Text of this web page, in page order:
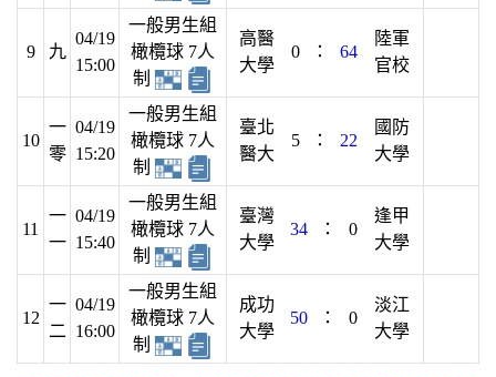
9 九
04/19
15:00
一般男生組
橄欖球 7人
制
高醫
大學
0 ： 64
陸軍
官校
10
一
零
04/19
15:20
一般男生組
橄欖球 7人
制
臺北
醫大
5 ： 22
國防
大學
11
一
一
04/19
15:40
一般男生組
橄欖球 7人
制
臺灣
大學
34 ： 0
逢甲
大學
12
一
二
04/19
16:00
一般男生組
橄欖球 7人
制
成功
大學
50 ： 0
淡江
大學